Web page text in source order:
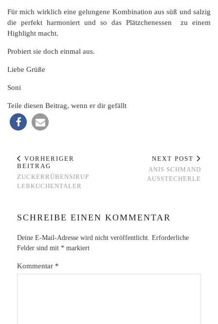
Für mich wirklich eine gelungene Kombination aus süß und salzig
die perfekt harmoniert und so das Plätzchenessen zu einem
Highlight macht.
Probiert sie doch einmal aus.
Liebe Grüße
Soni
Teile diesen Beitrag, wenn er dir gefällt
VORHERIGER
BEITRAG
ZUCKERRÜBENSIRUP
LEBKUCHENTALER
NEXT POST
ANIS SCHMAND
AUSSTECHERLE
SCHREIBE EINEN KOMMENTAR
Deine E-Mail-Adresse wird nicht veröffentlicht. Erforderliche
Felder sind mit * markiert
Kommentar *